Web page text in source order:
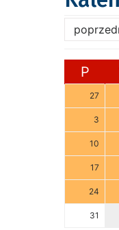
P
27
3
10
17
24
31